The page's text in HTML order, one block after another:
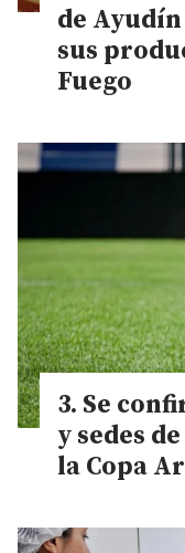
de
sus
Fuego
Se
y sedes
la Copa